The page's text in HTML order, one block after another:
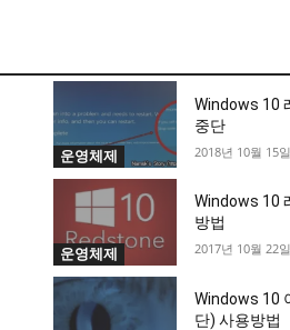
운영체제
Windows 10
중단
2018년 10월 15일
운영체제
Windows 10
방법
2017년 10월 22일
Windows 10
단) 사용방법